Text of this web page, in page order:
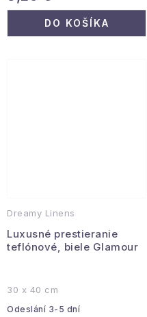
DO KOŠÍKA
Dreamy Linens
Luxusné prestieranie
teflónové, biele Glamour
30 x 40 cm
Odeslání 3-5 dní